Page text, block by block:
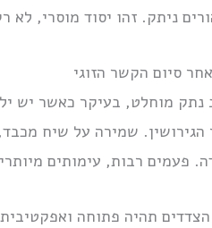
ניתק. זהו יסוד מוסרי, לא
סיום הקשר הזוגי
נתק מוחלט, בעיקר כאשר
שמירה על שיח
פעמים רבות, עימותים
תהיה פתוחה